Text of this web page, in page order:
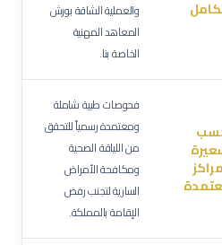
والعملية الشاقة بورش
المعاهد المهنية
الخاصة بنا.
فحوصات طبية شاملة
ومعتمدة رسمياً للتحقق
من اللياقة الصحية
ومكافحة الأمراض
السارية لتجنب رفض
الإقامة بالمملكة.